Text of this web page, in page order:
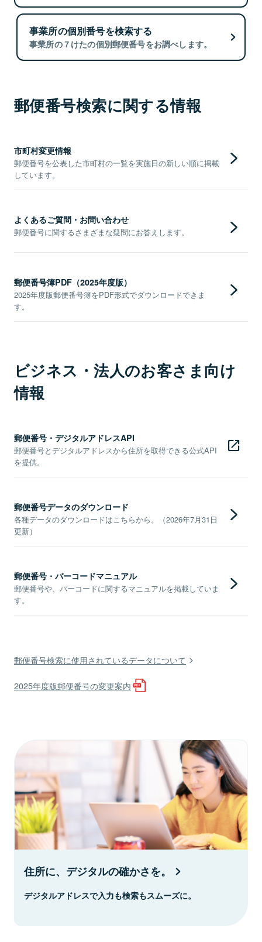
事業所の個別番号を検索する
事業所の７けたの個別郵便番号をお調べします。
郵便番号検索に関する情報
市町村変更情報
郵便番号を公表した市町村の一覧を実施日の新しい順に掲載
しています。
よくあるご質問・お問い合わせ
郵便番号に関するさまざまな疑問にお答えします。
郵便番号簿PDF（2025年度版）
2025年度版郵便番号簿をPDF形式でダウンロードできま
す。
ビジネス・法人のお客さま向け
情報
郵便番号・デジタルアドレスAPI
郵便番号とデジタルアドレスから住所を取得できる公式API
を提供。
郵便番号データのダウンロード
各種データのダウンロードはこちらから。（2026年7月31日
更新）
郵便番号・バーコードマニュアル
郵便番号や、バーコードに関するマニュアルを掲載していま
す。
郵便番号検索に使用されているデータについて
2025年度版郵便番号の変更案内
住所に、デジタルの確かさを。
デジタルアドレスで入力も検索もスムーズに。